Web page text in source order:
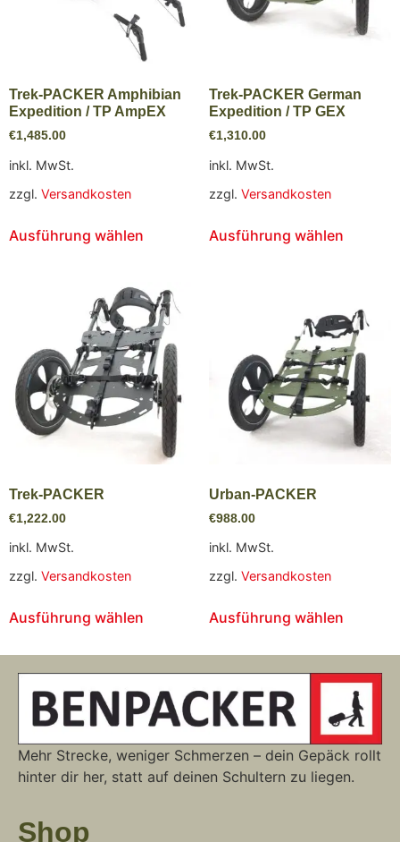
Trek-PACKER Amphibian
Expedition / TP AmpEX
€1,485.00
inkl. MwSt.
zzgl. Versandkosten
Ausführung wählen
Trek-PACKER German
Expedition / TP GEX
€1,310.00
inkl. MwSt.
zzgl. Versandkosten
Ausführung wählen
Trek-PACKER
€1,222.00
inkl. MwSt.
zzgl. Versandkosten
Ausführung wählen
Urban-PACKER
€988.00
inkl. MwSt.
zzgl. Versandkosten
Ausführung wählen
Mehr Strecke, weniger Schmerzen – dein Gepäck rollt
hinter dir her, statt auf deinen Schultern zu liegen.
Shop